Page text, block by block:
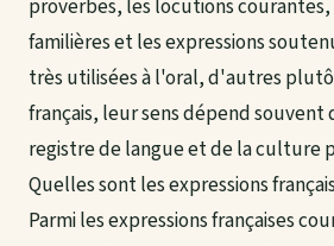
proverbes, les locutions
familières et les expressions
très utilisées à l'oral, d'autres
français, leur sens dépend
registre de langue et de la culture
Quelles sont les expressions
Parmi les expressions françaises